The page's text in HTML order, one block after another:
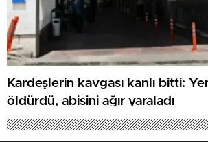
Kardeşlerin kavgası kanlı bitti:
öldürdü, abisini ağır yaraladı